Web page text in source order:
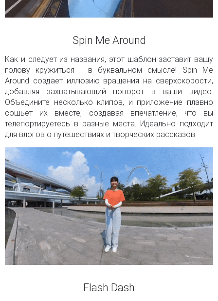
Spin Me Around
Как и следует из названия, этот шаблон заставит вашу
голову кружиться - в буквальном смысле! Spin Me
Around создает иллюзию вращения на сверхскорости,
добавляя захватывающий поворот в ваши видео.
Объедините несколько клипов, и приложение плавно
сошьет их вместе, создавая впечатление, что вы
телепортируетесь в разные места. Идеально подходит
для влогов о путешествиях и творческих рассказов.
Flash Dash